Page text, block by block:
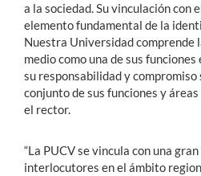
a la sociedad. Su vinculación con
elemento fundamental de la
Nuestra Universidad comprende
medio como una de sus
su responsabilidad y
conjunto de sus funciones y
el rector.
“La PUCV se vincula con una
interlocutores en el ámbito